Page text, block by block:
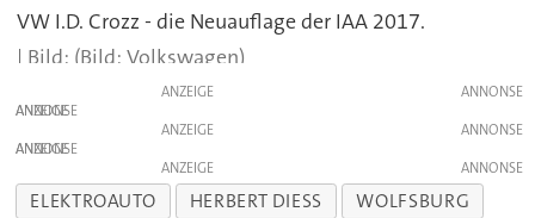
VW I.D. Crozz - die Neuauflage der IAA 2017.
(Bild: Volkswagen)
ANZEIGE
ANZEIGE
ANZEIGE
ANZEIGE
ANZEIGE
ELEKTROAUTO HERBERT DIESS
WOLFSBURG